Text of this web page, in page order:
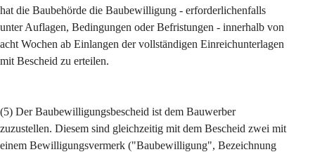
hat die Baubehörde die Baubewilligung - erforderlichenfalls
unter Auflagen, Bedingungen oder Befristungen - innerhalb von
acht Wochen ab Einlangen der vollständigen Einreichunterlagen
mit Bescheid zu erteilen.
(5) Der Baubewilligungsbescheid ist dem Bauwerber
zuzustellen. Diesem sind gleichzeitig mit dem Bescheid zwei mit
einem Bewilligungsvermerk ("Baubewilligung", Bezeichnung